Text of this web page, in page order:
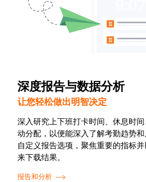
深度报告与数据分析
让您轻松做出明智决定
深入研究上下班打卡时间、休息时
动分配，以便能深入了解考勤趋势和
自定义报告选项，聚焦重要的指标
来下载结果。
报告和分析